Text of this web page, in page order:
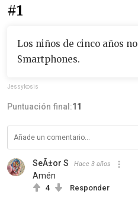
#1
Los niños de cinco años
Smartphones.
Jessykosis
Puntuación final:11
SeÃ±or S Hace 3 años
Amén
4 Responder